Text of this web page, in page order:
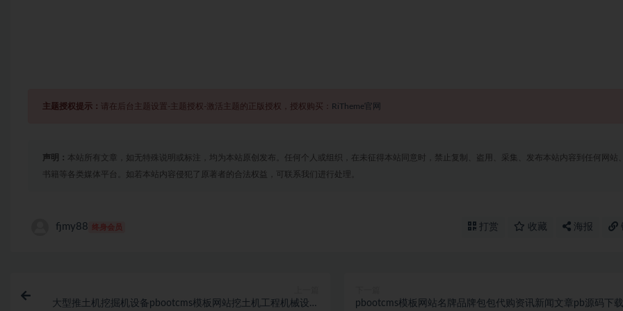
主题授权提示： 请在后台主题设置-主题授权-激活主题的正版授权，授权购买： RiTheme官网
声明： 本站所有文章，如无特殊说明或标注，均为本站原创发布。任何个人或组织，在未征得本站同意时，禁止复制、盗用、采集、发布本站内容到任何网站、
书籍等各类媒体平台。如若本站内容侵犯了原著者的合法权益，可联系我们进行处理。
fjmy88 终身会员 打赏 收藏 海报
大型推土机挖掘机设备pbootcms模板网站挖土机工程机械设备
pbootcms模板网站名牌品牌包包代购资讯新闻文章pb源码下载